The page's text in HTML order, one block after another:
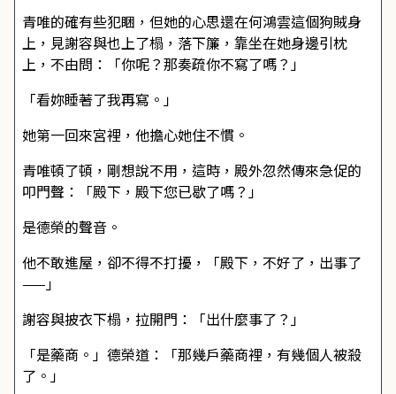
青唯的確有些犯睏，但她的心思還在何鴻雲這個狗賊身
上，見謝容與也上了榻，落下簾，靠坐在她身邊引枕
上，不由問：「你呢？那奏疏你不寫了嗎？」
「看妳睡著了我再寫。」
她第一回來宮裡，他擔心她住不慣。
青唯頓了頓，剛想說不用，這時，殿外忽然傳來急促的
叩門聲：「殿下，殿下您已歇了嗎？」
是德榮的聲音。
他不敢進屋，卻不得不打擾，「殿下，不好了，出事了
——」
謝容與披衣下榻，拉開門：「出什麼事了？」
「是藥商。」德榮道：「那幾戶藥商裡，有幾個人被殺
了。」